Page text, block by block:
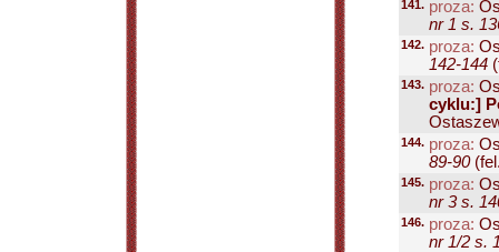
141. proza:
nr 1 s.
142. proza:
142-144
143. proza:
cyklu:]
144. proza:
89-90
145. proza:
nr 3 s.
146. proza:
nr 1/2 s.